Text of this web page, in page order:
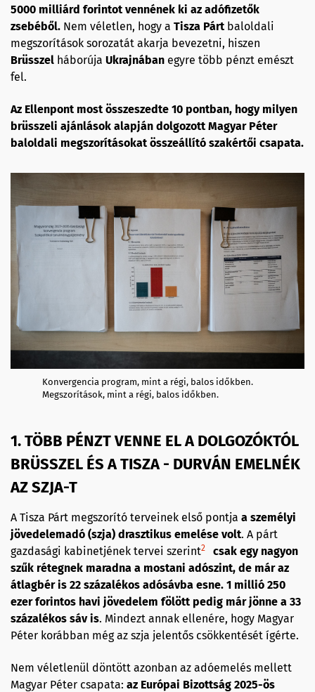
5000 milliárd forintot vennének ki az adófizetők
zsebéből. Nem véletlen, hogy a Tisza Párt baloldali
megszorítások sorozatát akarja bevezetni, hiszen
Brüsszel háborúja Ukrajnában egyre több pénzt emészt
fel.
Az Ellenpont most összeszedte 10 pontban, hogy milyen
brüsszeli ajánlások alapján dolgozott Magyar Péter
baloldali megszorításokat összeállító szakértői csapata.
Konvergencia program, mint a régi, balos időkben.
Megszorítások, mint a régi, balos időkben.
1. TÖBB PÉNZT VENNE EL A DOLGOZÓKTÓL
BRÜSSZEL ÉS A TISZA - DURVÁN EMELNÉK
AZ SZJA-T
A Tisza Párt megszorító terveinek első pontja a személyi
jövedelemadó (szja) drasztikus emelése volt. A párt
gazdasági kabinetjének tervei szerint2
csak egy nagyon
szűk rétegnek maradna a mostani adószint, de már az
átlagbér is 22 százalékos adósávba esne. 1 millió 250
ezer forintos havi jövedelem fölött pedig már jönne a 33
százalékos sáv is. Mindezt annak ellenére, hogy Magyar
Péter korábban még az szja jelentős csökkentését ígérte.
Nem véletlenül döntött azonban az adóemelés mellett
Magyar Péter csapata: az Európai Bizottság 2025-ös